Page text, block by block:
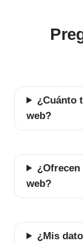
¿Cuánto
web?
web?
¿Mis